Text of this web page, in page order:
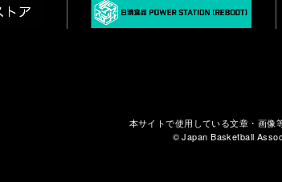
本サイトで使用している文章・画像
© Japan Basketball